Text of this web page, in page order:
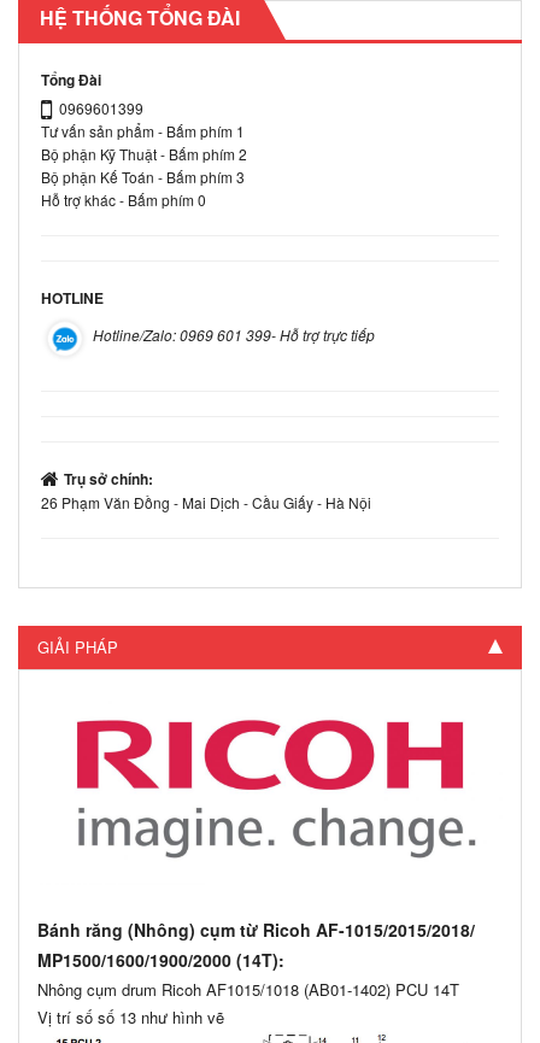
HỆ THỐNG TỔNG ĐÀI
Tổng Đài
0969601399
Tư vấn sản phẩm - Bấm phím 1
Bộ phận Kỹ Thuật - Bấm phím 2
Bộ phận Kế Toán - Bấm phím 3
Hỗ trợ khác - Bấm phím 0
HOTLINE
Hotline/Zalo: 0969 601 399- Hỗ trợ trực tiếp
Trụ sở chính:
26 Phạm Văn Đồng - Mai Dịch - Cầu Giấy - Hà Nội
GIẢI PHÁP
Bánh răng (Nhông) cụm từ Ricoh AF-1015/2015/2018/
MP1500/1600/1900/2000 (14T):
Nhông cụm drum Ricoh AF1015/1018 (AB01-1402) PCU 14T
Vị trí số số 13 như hình vẽ